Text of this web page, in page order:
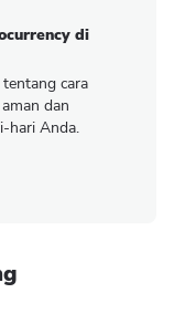
di
cara
dan
hari Anda.